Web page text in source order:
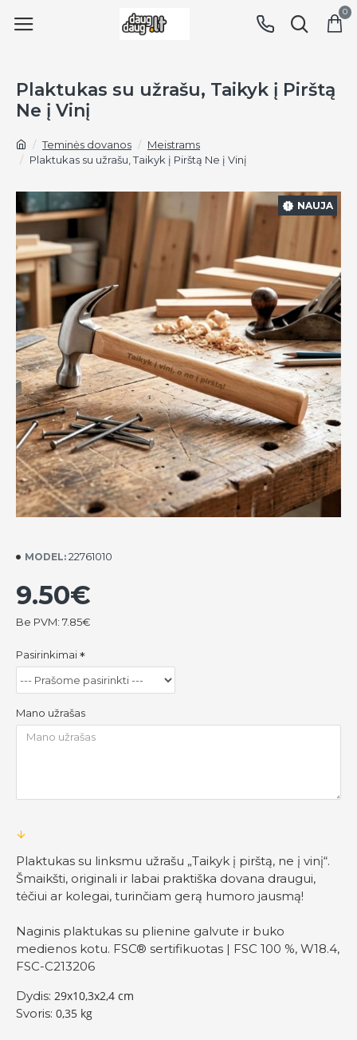
0
Teminės dovanos
Meistrams
Plaktukas su užrašu, Taikyk į Pirštą Ne į Vinį
Plaktukas su užrašu, Taikyk į Pirštą
Ne į Vinį
NAUJA
MODEL: 22761010
9.50€
Be PVM: 7.85€
Pasirinkimai
Mano užrašas
Plaktukas su linksmu užrašu „Taikyk į pirštą, ne į vinį“.
Šmaikšti, originali ir labai praktiška dovana draugui,
tėčiui ar kolegai, turinčiam gerą humoro jausmą!
Naginis plaktukas su plienine galvute ir buko
medienos kotu. FSC® sertifikuotas | FSC 100 %, W18.4,
FSC-C213206
Dydis: 29x10,3x2,4 cm
Svoris: 0,35 kg